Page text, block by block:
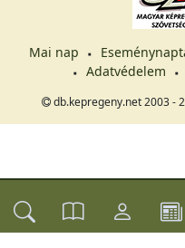
Mai nap
Adatvédelem
db.kepregeny.net 2003 -